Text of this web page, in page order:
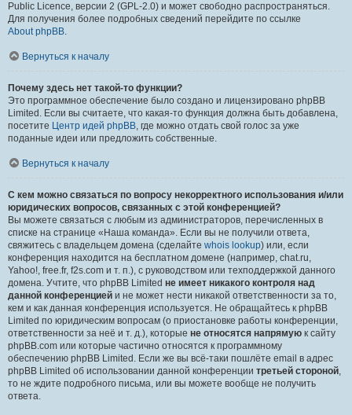
Public Licence, версии 2 (GPL-2.0) и может свободно распространяться.
Для получения более подробных сведений перейдите по ссылке
About phpBB.
Вернуться к началу
Почему здесь нет такой-то функции?
Это программное обеспечение было создано и лицензировано phpBB
Limited. Если вы считаете, что какая-то функция должна быть добавлена,
посетите Центр идей phpBB, где можно отдать свой голос за уже
поданные идеи или предложить собственные.
Вернуться к началу
С кем можно связаться по вопросу некорректного использования и/или
юридических вопросов, связанных с этой конференцией?
Вы можете связаться с любым из администраторов, перечисленных в
списке на странице «Наша команда». Если вы не получили ответа,
свяжитесь с владельцем домена (сделайте whois lookup) или, если
конференция находится на бесплатном домене (например, chat.ru,
Yahoo!, free.fr, f2s.com и т. п.), с руководством или техподдержкой данного
домена. Учтите, что phpBB Limited не имеет никакого контроля над
данной конференцией и не может нести никакой ответственности за то,
кем и как данная конференция используется. Не обращайтесь к phpBB
Limited по юридическим вопросам (о приостановке работы конференции,
ответственности за неё и т. д.), которые не относятся напрямую к сайту
phpBB.com или которые частично относятся к программному
обеспечению phpBB Limited. Если же вы всё-таки пошлёте email в адрес
phpBB Limited об использовании данной конференции третьей стороной,
то не ждите подробного письма, или вы можете вообще не получить
ответа.